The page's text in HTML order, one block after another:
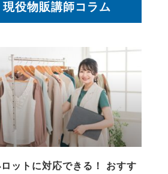
現役物販講師コラム
ットに対応できる！ おすす